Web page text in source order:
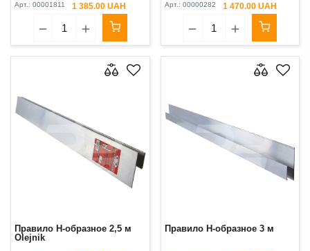
Арт.: 00001811 1 385.00 UAH Арт.: 00000282 1 470.00 UAH
Правило H-образное 2,5 м
Olejnik
Правило H-образное 3 м